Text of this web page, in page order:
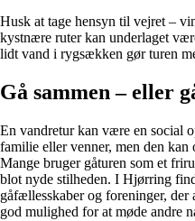
Husk at tage hensyn til vejret –
kystnære ruter kan underlaget
lidt vand i rygsækken gør turen
Gå sammen – eller
En vandretur kan være en social
familie eller venner, men den
Mange bruger gåturen som et
blot nyde stilheden. I Hjørring
gåfællesskaber og foreninger, der
god mulighed for at møde andre